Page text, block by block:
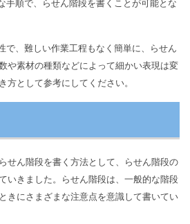
手順で、らせん階段を書くことが可能とな
で、難しい作業工程もなく簡単に、らせん
や素材の種類などによって細かい表現は変
方として参考にしてください。
せん階段を書く方法として、らせん階段の
いきました。らせん階段は、一般的な階段
きにさまざまな注意点を意識して書いてい